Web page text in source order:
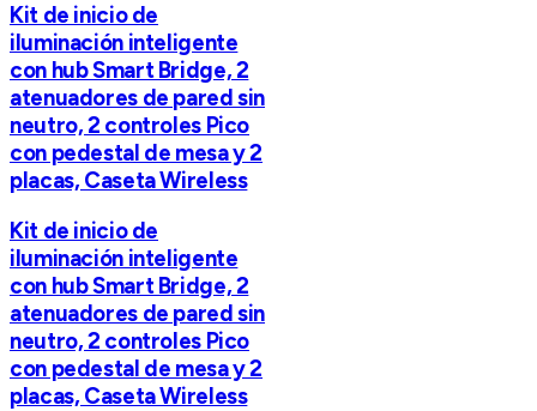
Kit de inicio de
iluminación inteligente
con hub Smart Bridge, 2
atenuadores de pared sin
neutro, 2 controles Pico
con pedestal de mesa y 2
placas, Caseta Wireless
Kit de inicio de
iluminación inteligente
con hub Smart Bridge, 2
atenuadores de pared sin
neutro, 2 controles Pico
con pedestal de mesa y 2
placas, Caseta Wireless